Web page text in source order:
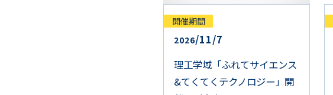
開催期間
2026/11/7
理工学域「ふれてサイエンス
&てくてくテクノロジー」開